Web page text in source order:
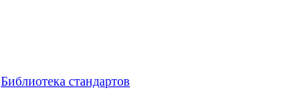
Библиотека стандартов